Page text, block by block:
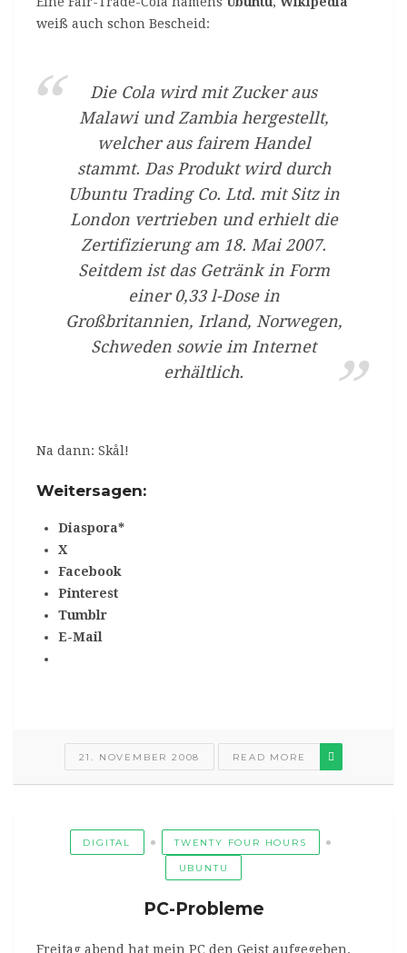
weiß auch schon Bescheid:
Die Cola wird mit Zucker aus
Malawi und Zambia hergestellt,
welcher aus fairem Handel
stammt. Das Produkt wird durch
Ubuntu Trading Co. Ltd. mit Sitz in
London vertrieben und erhielt die
Zertifizierung am 18. Mai 2007.
Seitdem ist das Getränk in Form
einer 0,33 l-Dose in
Großbritannien, Irland, Norwegen,
Schweden sowie im Internet
erhältlich.
Na dann: Skål!
Weitersagen:
Diaspora*
X
Facebook
Pinterest
Tumblr
E-Mail
21. NOVEMBER 2008 READ MORE
DIGITAL TWENTY FOUR HOURS
UBUNTU
PC-Probleme
Freitag abend hat mein PC den Geist aufgegeben.